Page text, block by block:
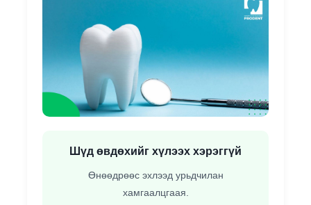
Шүд өвдөхийг хүлээх хэрэггүй
Өнөөдрөөс эхлээд урьдчилан
хамгаалцгаая.